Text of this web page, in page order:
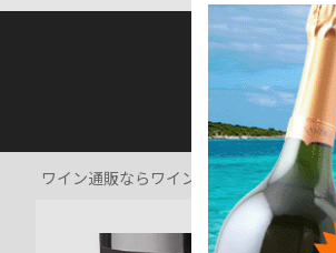
熊本
ワイン通販ならワインショップソムリエ >